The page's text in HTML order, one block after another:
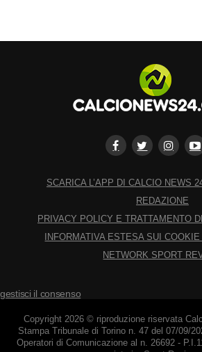
SCARICA L’APP DI CALCIO NEWS
REDAZIONE
PRIVACY POLICY E TRATTAMENTO
INFORMATIVA ESTESA SUI
NETWORK SPORT
gestisci il consenso
Copyright 2026 © riproduzione riservata
Stampa Tribunale di Torino n. 47 del 07/09/
Operatori di Comunicazione al n. 26692 -